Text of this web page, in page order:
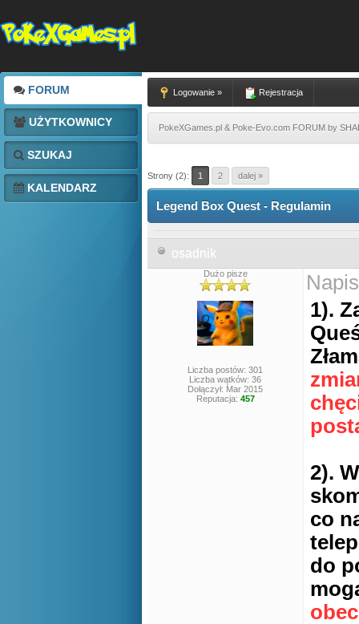
FORUM
UŻYTKOWNICY
SZUKAJ
KALENDARZ
Logowanie » Rejestracja
PokeXGames.pl & Poke-Evo.com FORUM by
Strony (2): 1 2 dalej »
Legend Box Quest - Regulamin
osadnik
Dużo pisze
Liczba postów: 301
Liczba wątków: 36
Dołączył: Mar 2015
Reputacja: 457
1).
2).
co
do